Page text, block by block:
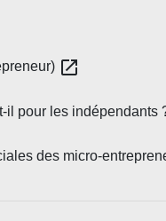
open_in_new
il pour les indépendants
des micro-